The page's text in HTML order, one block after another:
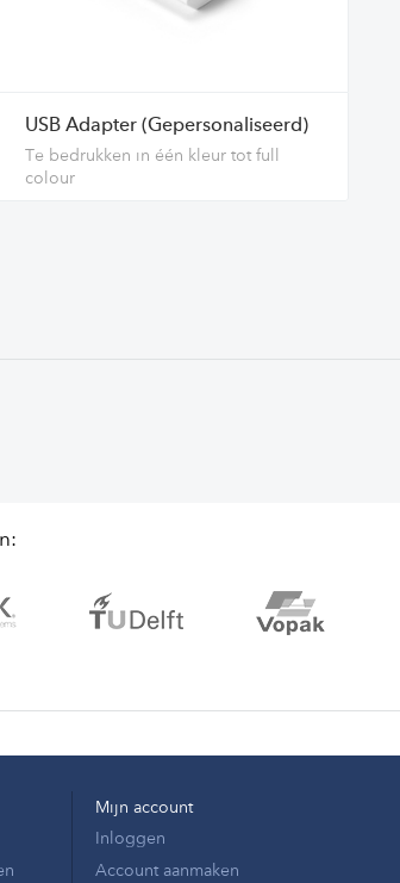
USB Adapter (Gepersonaliseerd)
Te bedrukken in één kleur tot full
colour
Mijn account
Inloggen
Account aanmaken